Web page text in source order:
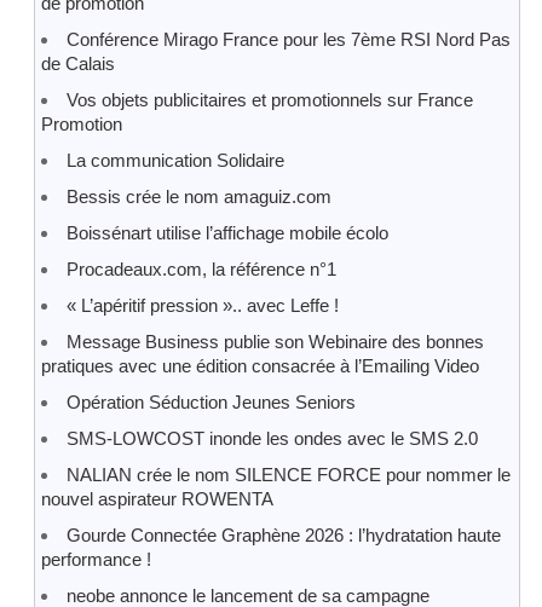
Conférence Mirago France pour les 7ème RSI Nord Pas
de Calais
Vos objets publicitaires et promotionnels sur France
Promotion
La communication Solidaire
Bessis crée le nom amaguiz.com
Boissénart utilise l’affichage mobile écolo
Procadeaux.com, la référence n°1
« L’apéritif pression ».. avec Leffe !
Message Business publie son Webinaire des bonnes
pratiques avec une édition consacrée à l’Emailing Video
Opération Séduction Jeunes Seniors
SMS-LOWCOST inonde les ondes avec le SMS 2.0
NALIAN crée le nom SILENCE FORCE pour nommer le
nouvel aspirateur ROWENTA
Gourde Connectée Graphène 2026 : l’hydratation haute
performance !
neobe annonce le lancement de sa campagne